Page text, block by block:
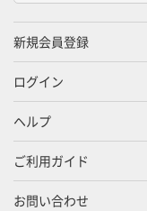
新規会員登録
ログイン
ヘルプ
ご利用ガイド
お問い合わせ